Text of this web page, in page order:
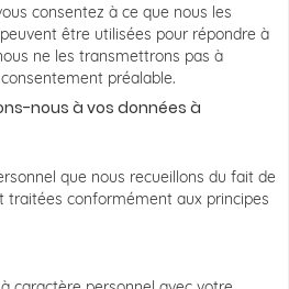
consentez à ce que nous les
être utilisées pour répondre à
ne les transmettrons pas à
préalable.
nous à vos données à
que nous recueillons du fait de
traitées conformément aux principes